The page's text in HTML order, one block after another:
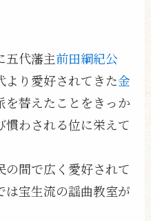
五代藩主前田綱紀公
より愛好されてきた金
を替えたことをきっか
慣わされる位に栄えて
間で広く愛好されて
は宝生流の謡曲教室が